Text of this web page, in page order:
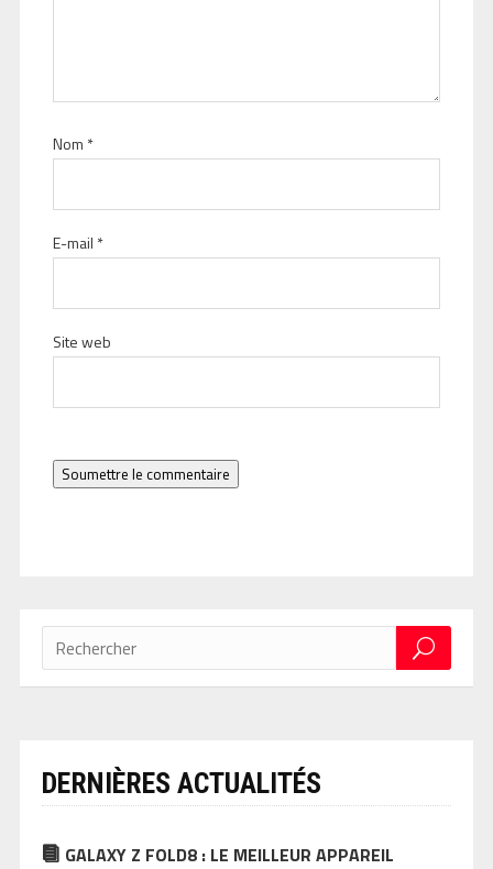
Nom *
E-mail *
Site web
Soumettre le commentaire
DERNIÈRES ACTUALITÉS
GALAXY Z FOLD8 : LE MEILLEUR APPAREIL